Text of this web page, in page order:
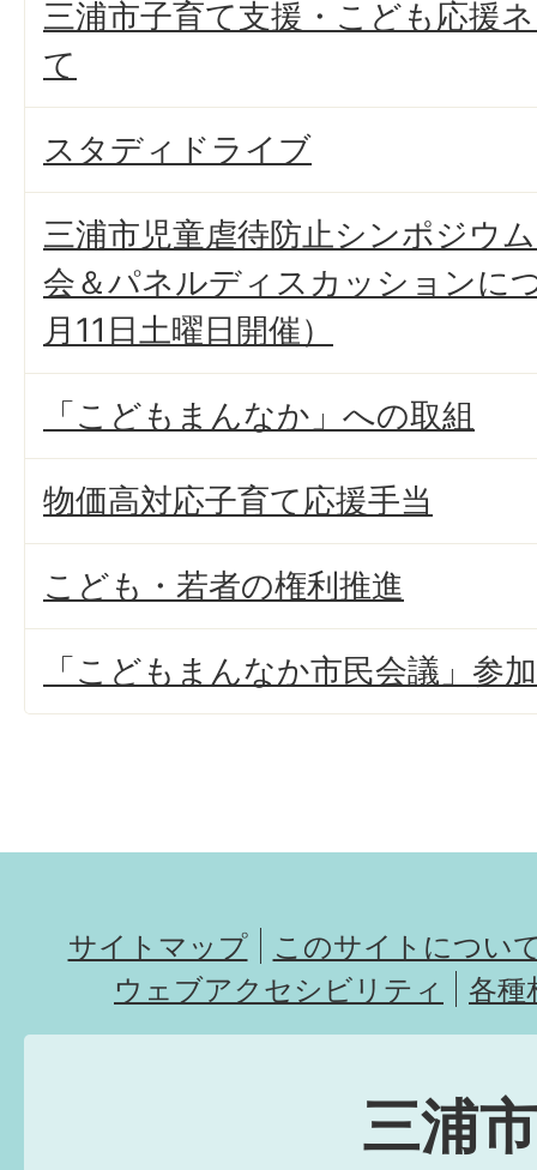
三浦市子育て支援・こども応援
て
スタディドライブ
三浦市児童虐待防止シンポジウ
会＆パネルディスカッションに
月11日土曜日開催）
「こどもまんなか」への取組
物価高対応子育て応援手当
こども・若者の権利推進
「こどもまんなか市民会議」参
サイトマップ
このサイトについ
ウェブアクセシビリティ
各種
三浦市